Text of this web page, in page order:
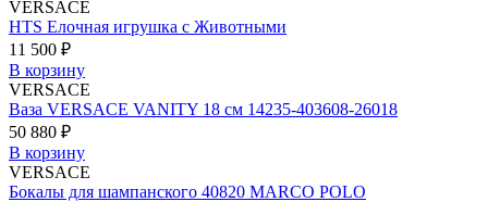
VERSACE
HTS Елочная игрушка с Животными
11 500 ₽
В корзину
VERSACE
Ваза VERSACE VANITY 18 см 14235-403608-26018
50 880 ₽
В корзину
VERSACE
Бокалы для шампанского 40820 MARCO POLO